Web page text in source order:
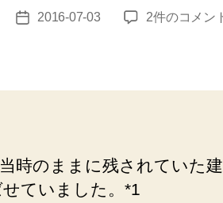
投
2016-07-03
下
廓
跡
2件のコメン
時のままに残されていた
ていました。*1